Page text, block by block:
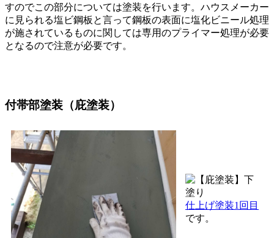
すのでこの部分については塗装を行います。ハウスメーカー
に見られる塩ビ鋼板と言って鋼板の表面に塩化ビニール処理
が施されているものに関しては専用のプライマー処理が必要
となるので注意が必要です。
付帯部塗装（庇塗装）
仕上げ塗装1回目
です。